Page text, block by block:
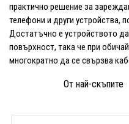
практично решение за
телефони и други
Достатъчно е устройството
повърхност, така че при
многократно да се свързва
От най-скъпите